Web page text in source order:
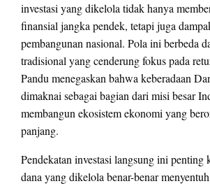
investasi yang dikelola tidak hanya
finansial jangka pendek, tetapi juga
pembangunan nasional. Pola ini berbeda
tradisional yang cenderung fokus pada
Pandu menegaskan bahwa keberadaan
dimaknai sebagai bagian dari misi besar
membangun ekosistem ekonomi yang
panjang.
Pendekatan investasi langsung ini penting
dana yang dikelola benar-benar